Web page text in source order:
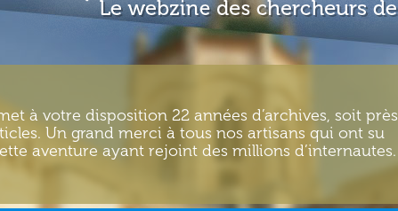
à votre disposition 22 années d’archives, soit près
Un grand merci à tous nos artisans qui ont su
aventure ayant rejoint des millions d’internautes.